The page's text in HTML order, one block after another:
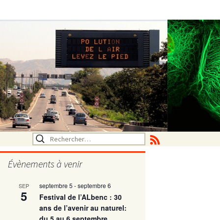
Rechercher :
Évènements à venir
SEP
5
septembre 5 -septembre 6
Festival de l’ALbenc : 30
ans de l’avenir au naturel: